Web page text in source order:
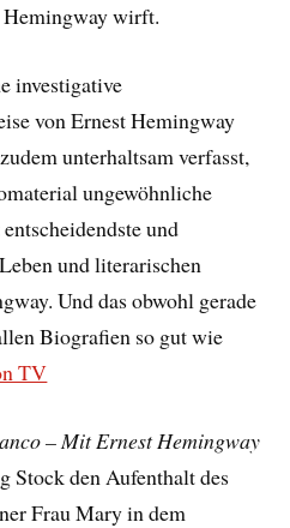
wirft.
investigative
von Ernest Hemingway
unterhaltsam verfasst,
ungewöhnliche
und
und literarischen
Und das obwohl gerade
Biografien so gut wie
TV
– Mit Ernest Hemingway
Stock den Aufenthalt des
Frau Mary in dem